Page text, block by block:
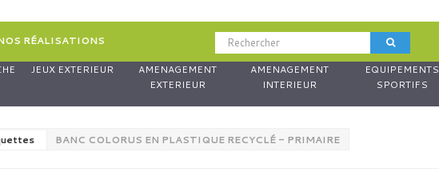
RÉALISATIONS
JEUX EXTERIEUR
AMENAGEMENT
EXTERIEUR
AMENAGEMENT
INTERIEUR
EQUIPEMENTS
SPORTIFS
BANC COLORUS EN PLASTIQUE RECYCLÉ - PRIMAIRE